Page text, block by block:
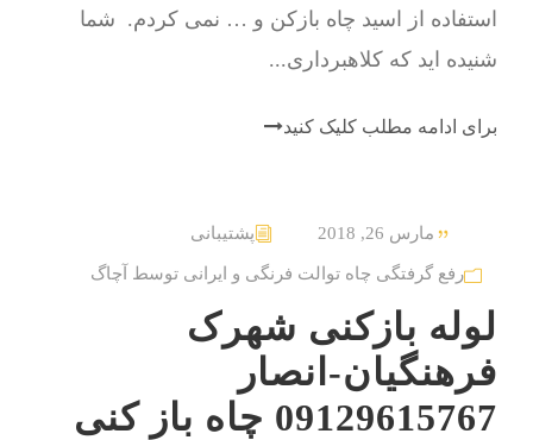
استفاده از اسید چاه بازکن و … نمی کردم. شما
شنیده اید که کلاهبرداری...
برای ادامه مطلب کلیک کنید
مارس 26, 2018 پشتیبانی
رفع گرفتگی چاه توالت فرنگی و ایرانی توسط آچاگ
لوله بازکنی شهرک
فرهنگیان-انصار
09129615767 چاه باز کنی